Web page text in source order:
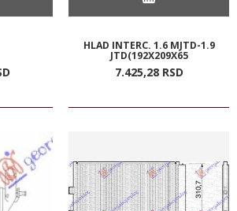
HLAD INTERC. 1.6 MJTD-1.9
JTD(192X209X65
7.425,28 RSD